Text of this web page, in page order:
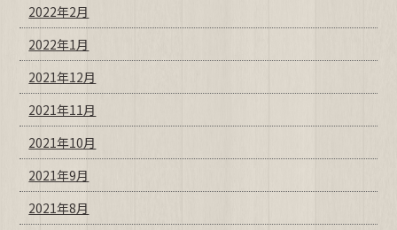
2022年2月
2022年1月
2021年12月
2021年11月
2021年10月
2021年9月
2021年8月